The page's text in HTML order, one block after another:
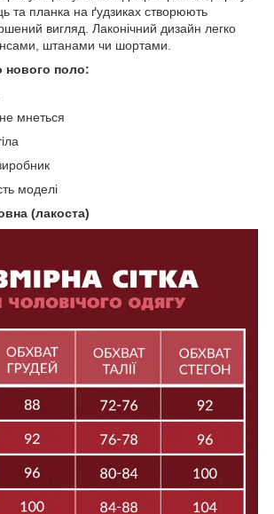
та планка на ґудзиках створюють
вигляд. Лаконічний дизайн легко
штанами чи шортами.
нового поло:
мнеться
моделі
(лакоста)